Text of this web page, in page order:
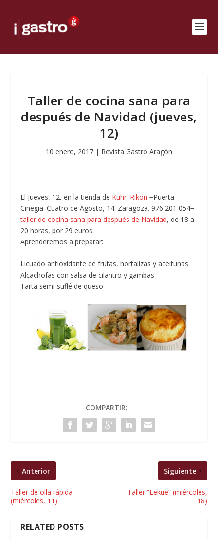
Taller de cocina sana para
después de Navidad (jueves,
12)
10 enero, 2017 | Revista Gastro Aragón
El jueves, 12, en la tienda de Kuhn Rikon −Puerta
Cinegia. Cuatro de Agosto, 14. Zaragoza. 976 201 054−
taller de cocina sana para después de Navidad, de 18 a
20 horas, por 29 euros.
Aprenderemos a preparar:
Licuado antioxidante de frutas, hortalizas y aceitunas
Alcachofas con salsa de cilantro y gambas
Tarta semi-suflé de queso
COMPARTIR:
Anterior
Taller de olla rápida
(miércoles, 11)
Siguiente
Taller “Lekue” (miércoles,
18)
RELATED POSTS